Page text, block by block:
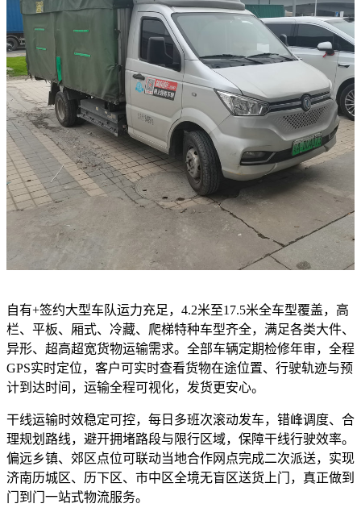
自有+签约大型车队运力充足，4.2米至17.5米全车型覆盖，高
栏、平板、厢式、冷藏、爬梯特种车型齐全，满足各类大件、
异形、超高超宽货物运输需求。全部车辆定期检修年审，全程
GPS实时定位，客户可实时查看货物在途位置、行驶轨迹与预
计到达时间，运输全程可视化，发货更安心。
干线运输时效稳定可控，每日多班次滚动发车，错峰调度、合
理规划路线，避开拥堵路段与限行区域，保障干线行驶效率。
偏远乡镇、郊区点位可联动当地合作网点完成二次派送，实现
济南历城区、历下区、市中区全境无盲区送货上门，真正做到
门到门一站式物流服务。